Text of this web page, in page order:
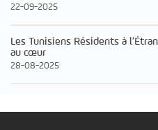
22-09-2025
Les Tunisiens Résidents à
au cœur
28-08-2025